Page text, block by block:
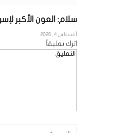
سلام: العون الأكبر
أغسطس 4, 2026
اترك تعليقاً